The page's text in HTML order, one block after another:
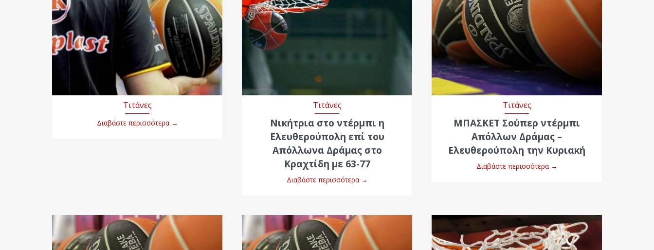
Τιτάνες
Διαβάστε περισσότερα →
Τιτάνες
Νικήτρια στο ντέρμπι η
Ελευθερούπολη επί του
Απόλλωνα Δράμας στο
Κραχτίδη με 63-77
Διαβάστε περισσότερα →
Τιτάνες
ΜΠΑΣΚΕΤ Σούπερ ντέρμπι
Απόλλων Δράμας –
Ελευθερούπολη την Κυριακή
Διαβάστε περισσότερα →